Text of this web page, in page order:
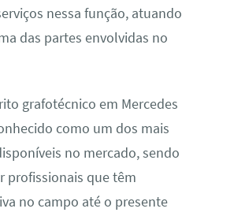
nessa função, atuando
das partes envolvidas no
grafotécnico em Mercedes
como um dos mais
no mercado, sendo
profissionais que têm
no campo até o presente